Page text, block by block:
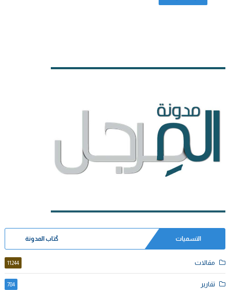
التسميات كُتاب المدونة
مقالات 11244
تقارير 784